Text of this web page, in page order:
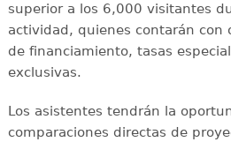
superior a los 6,000 visitantes
actividad, quienes contarán con
de financiamiento, tasas
exclusivas.
Los asistentes tendrán la
comparaciones directas de